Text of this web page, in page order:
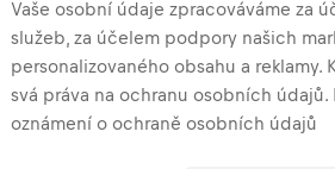
V APLIKACI
Vaše osobní údaje zpracováváme za
služeb, za účelem podpory našich
personalizovaného obsahu a
svá práva na ochranu osobních
oznámení o ochraně osobních údajů